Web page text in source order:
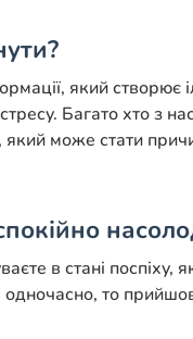
який
Багато хто
може стати
в стані поспіху,
то